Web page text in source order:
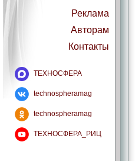
Реклама
Авторам
Контакты
ТЕХНОСФЕРА
technospheramag
technospheramag
ТЕХНОСФЕРА_РИЦ